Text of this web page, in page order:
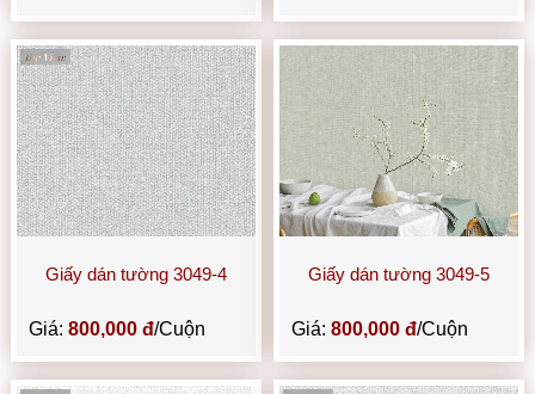
Giấy dán tường 3049-4
Giá:800,000 đ/Cuộn
Giấy dán tường 3049-5
Giá: 800,000 đ/Cuộn